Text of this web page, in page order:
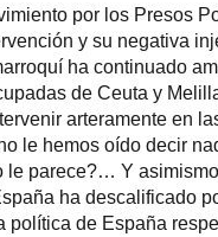
por los Presos
y su negativa
ha continuado
de Ceuta y
arteramente en
le hemos oído decir
le parece?… Y
ha descalificado
de España